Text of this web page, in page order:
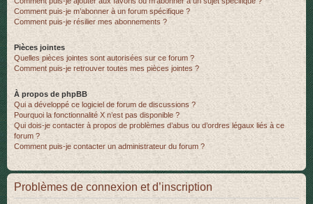
Comment puis-je m’abonner à un forum spécifique ?
Comment puis-je résilier mes abonnements ?
Pièces jointes
Quelles pièces jointes sont autorisées sur ce forum ?
Comment puis-je retrouver toutes mes pièces jointes ?
À propos de phpBB
Qui a développé ce logiciel de forum de discussions ?
Pourquoi la fonctionnalité X n’est pas disponible ?
Qui dois-je contacter à propos de problèmes d’abus ou d’ordres légaux liés à ce
forum ?
Comment puis-je contacter un administrateur du forum ?
Problèmes de connexion et d’inscription